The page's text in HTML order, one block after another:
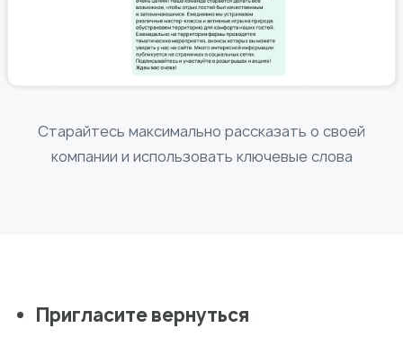
Старайтесь максимально рассказать о своей
компании и использовать ключевые слова
Пригласите вернуться